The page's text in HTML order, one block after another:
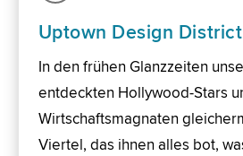
Uptown Design District
In den frühen Glanzzeiten
entdeckten Hollywood-Stars
Wirtschaftsmagnaten
Viertel, das ihnen alles bot,